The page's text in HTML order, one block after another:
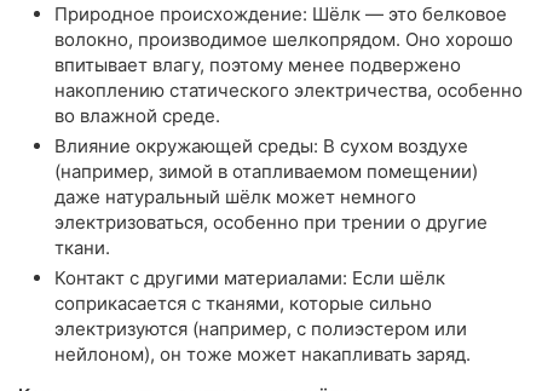
Природное происхождение: Шёлк — это белковое
волокно, производимое шелкопрядом. Оно хорошо
впитывает влагу, поэтому менее подвержено
накоплению статического электричества, особенно
во влажной среде.
Влияние окружающей среды: В сухом воздухе
(например, зимой в отапливаемом помещении)
даже натуральный шёлк может немного
электризоваться, особенно при трении о другие
ткани.
Контакт с другими материалами: Если шёлк
соприкасается с тканями, которые сильно
электризуются (например, с полиэстером или
нейлоном), он тоже может накапливать заряд.